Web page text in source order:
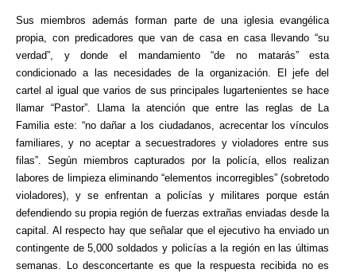
Sus miembros además forman parte de una iglesia evangélica
propia, con predicadores que van de casa en casa llevando “su
verdad”, y donde el mandamiento “de no matarás” esta
condicionado a las necesidades de la organización. El jefe del
cartel al igual que varios de sus principales lugartenientes se hace
llamar “Pastor”. Llama la atención que entre las reglas de La
Familia este: “no dañar a los ciudadanos, acrecentar los vínculos
familiares, y no aceptar a secuestradores y violadores entre sus
filas”. Según miembros capturados por la policía, ellos realizan
labores de limpieza eliminando “elementos incorregibles” (sobretodo
violadores), y se enfrentan a policías y militares porque están
defendiendo su propia región de fuerzas extrañas enviadas desde la
capital. Al respecto hay que señalar que el ejecutivo ha enviado un
contingente de 5,000 soldados y policías a la región en las últimas
semanas. Lo desconcertante es que la respuesta recibida no es